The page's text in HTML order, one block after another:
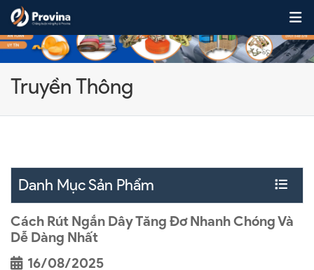
Skip to content
Truyền Thông
Danh Mục Sản Phẩm
Cách Rút Ngắn Dây Tăng Đơ Nhanh Chóng Và
Dễ Dàng Nhất
16/08/2025